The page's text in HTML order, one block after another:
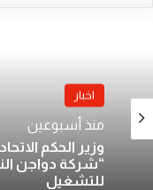
اخبار
منذ أسبوعين
وزير الحكم
“شركة دواجن
للتشغيل